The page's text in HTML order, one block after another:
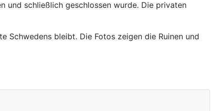
und schließlich geschlossen wurde. Die privaten
Schwedens bleibt. Die Fotos zeigen die Ruinen und